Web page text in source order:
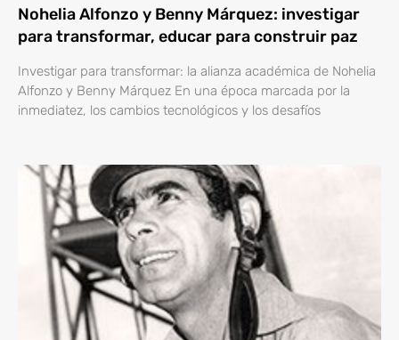
Nohelia Alfonzo y Benny Márquez: investigar
para transformar, educar para construir paz
Investigar para transformar: la alianza académica de Nohelia
Alfonzo y Benny Márquez En una época marcada por la
inmediatez, los cambios tecnológicos y los desafíos